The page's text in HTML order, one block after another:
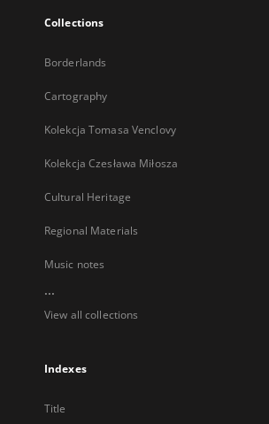
Collections
Borderlands
Cartography
Kolekcja Tomasa Venclovy
Kolekcja Czesława Miłosza
Cultural Heritage
Regional Materials
Music notes
...
View all collections
Indexes
Title